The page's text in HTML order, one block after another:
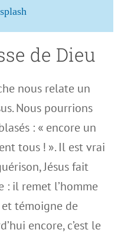
de Dieu
nous relate un
Nous pourrions
: « encore un
tous ! ». Il est vrai
Jésus fait
: il remet l’homme
témoigne de
encore, c’est le